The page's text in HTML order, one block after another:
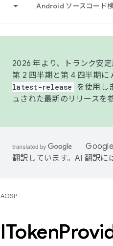
Android ソースコード
2026 年より、トランク安
第 2 四半期と第 4 四半期に
latest-release
を使用し
ュされた最新のリリースを
翻訳しています。AI 翻訳に
AOSP
IToken